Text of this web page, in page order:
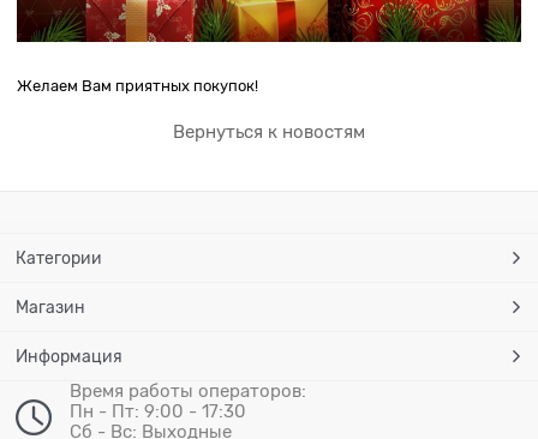
Желаем Вам приятных покупок!
Вернуться к новостям
Категории
Магазин
Информация
Время работы операторов:
Пн - Пт: 9:00 - 17:30
Сб - Вс: Выходные